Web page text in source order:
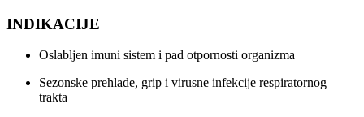
INDIKACIJE
Oslabljen imuni sistem i pad otpornosti organizma
Sezonske prehlade, grip i virusne infekcije respiratornog
trakta